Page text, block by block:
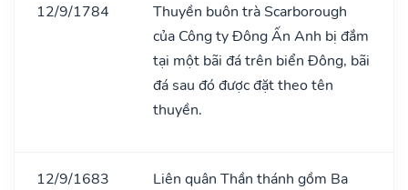
12/9/1784
Thuyền buôn trà Scarborough
của Công ty Đông Ấn Anh bị đắm
tại một bãi đá trên biển Đông, bãi
đá sau đó được đặt theo tên
thuyền.
12/9/1683
Liên quân Thần thánh gồm Ba